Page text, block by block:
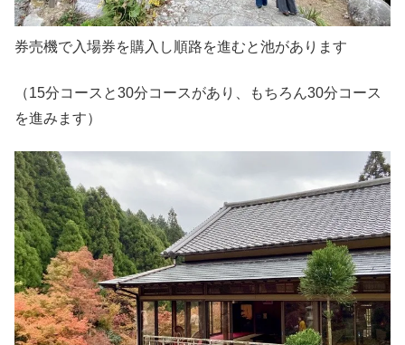
券売機で入場券を購入し順路を進むと池があります
（15分コースと30分コースがあり、もちろん30分コース
を進みます）